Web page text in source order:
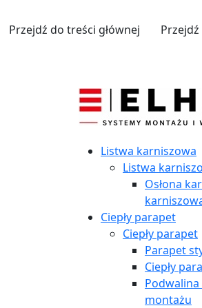
Przejdź do treści głównej
Listwa karniszowa
Listwa
Osłona
Ciepły parapet
Ciepły parapet
Parapet
Ciepły
Podwalina
montażu